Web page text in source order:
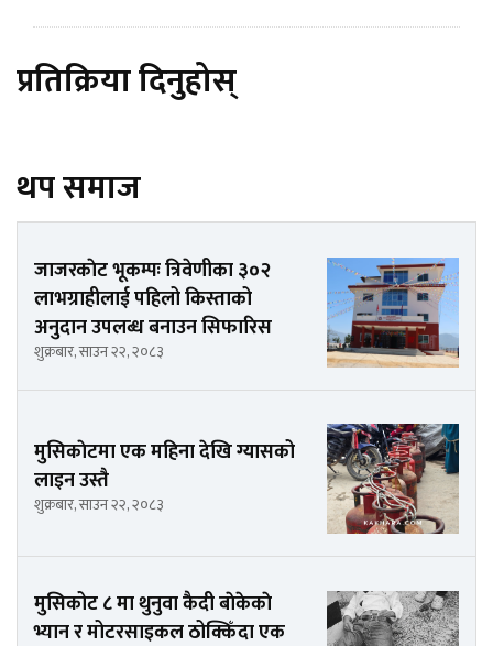
प्रतिक्रिया दिनुहोस्
थप समाज
जाजरकाेट भूकम्पः त्रिवेणीका ३०२
लाभग्राहीलाई पहिलो किस्ताको
अनुदान उपलब्ध बनाउन सिफारिस
शुक्रबार, साउन २२, २०८३
मुसिकाेटमा एक महिना देखि ग्यासको
लाइन उस्तै
शुक्रबार, साउन २२, २०८३
मुसिकोट ८ मा थुनुवा कैदी बाेकेकाे
भ्यान र मोटरसाइकल ठोक्किँदा एक